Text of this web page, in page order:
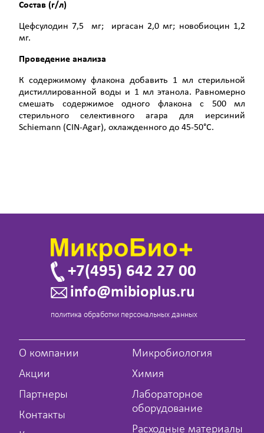
Состав (г/л)
Цефсулодин 7,5 мг; иргасан 2,0 мг; новобиоцин 1,2
мг.
Проведение анализа
К содержимому флакона добавить 1 мл стерильной
дистиллированной воды и 1 мл этанола. Равномерно
смешать содержимое одного флакона с 500 мл
стерильного селективного агара для иерсиний
Schiemann (CIN-Agar), охлажденного до 45-50°С.
+7(495) 642 27 00
info@mibioplus.ru
политика обработки персональных данных
О компании
Акции
Партнеры
Контакты
Микробиология
Химия
Лабораторное
оборудование
Расходные материалы